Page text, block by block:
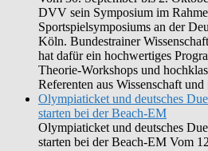
DVV sein Symposium im
Sportspielsymposiums an der
Köln. Bundestrainer
hat dafür ein hochwertiges
Theorie-Workshops und
Referenten aus Wissenschaft
Olympiaticket und deutsches
starten bei der Beach-EM
Olympiaticket und deutsches
starten bei der Beach-EM Vom